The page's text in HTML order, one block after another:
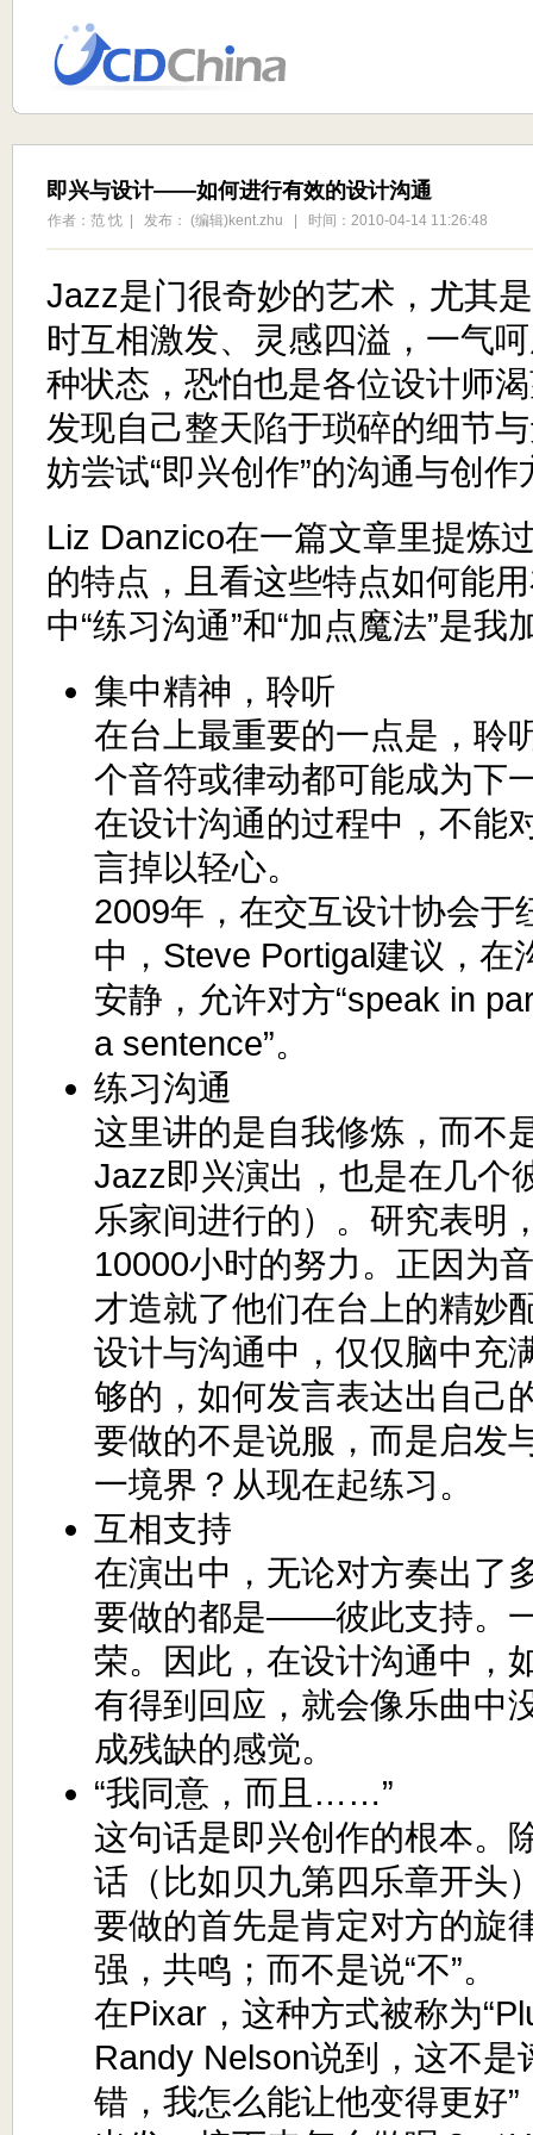
即兴与设计——如何进行有效的设计沟通
作者：范 忱 | 发布： (编辑)kent.zhu | 时间：2010-04-14 11:26:48
Jazz是门很奇妙的艺术，尤其
时互相激发、灵感四溢，一气
种状态，恐怕也是各位设计师
发现自己整天陷于琐碎的细节
妨尝试“即兴创作”的沟通与创作
Liz Danzico在一篇文章里提炼
的特点，且看这些特点如何能
中“练习沟通”和“加点魔法”是我
集中精神，聆听
在台上最重要的一点是，聆
个音符或律动都可能成为下
在设计沟通的过程中，不能
言掉以轻心。
2009年，在交互设计协会于
中，Steve Portigal建议，在
安静，允许对方“speak in
a sentence”。
练习沟通
这里讲的是自我修炼，而不
Jazz即兴演出，也是在几个
乐家间进行的）。研究表明
10000小时的努力。正因为
才造就了他们在台上的精妙
设计与沟通中，仅仅脑中充
够的，如何发言表达出自己
要做的不是说服，而是启发
一境界？从现在起练习。
互相支持
在演出中，无论对方奏出了
要做的都是——彼此支持。
荣。因此，在设计沟通中，
有得到回应，就会像乐曲中
成残缺的感觉。
“我同意，而且……”
这句话是即兴创作的根本。
话（比如贝九第四乐章开头
要做的首先是肯定对方的旋
强，共鸣；而不是说“不”。
在Pixar，这种方式被称为
Randy Nelson说到，这不是
错，我怎么能让他变得更好”